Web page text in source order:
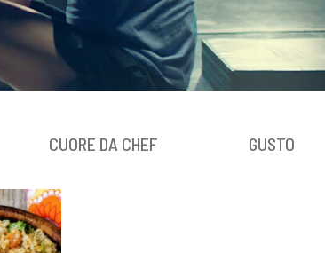
CUORE DA CHEF GUSTO